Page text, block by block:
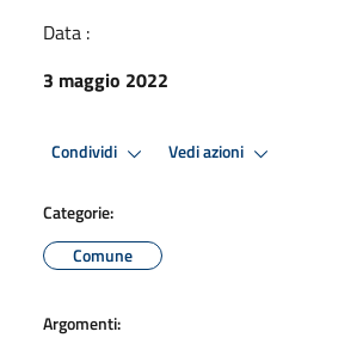
Data :
3 maggio 2022
Condividi Vedi azioni
Categorie:
Comune
Argomenti: